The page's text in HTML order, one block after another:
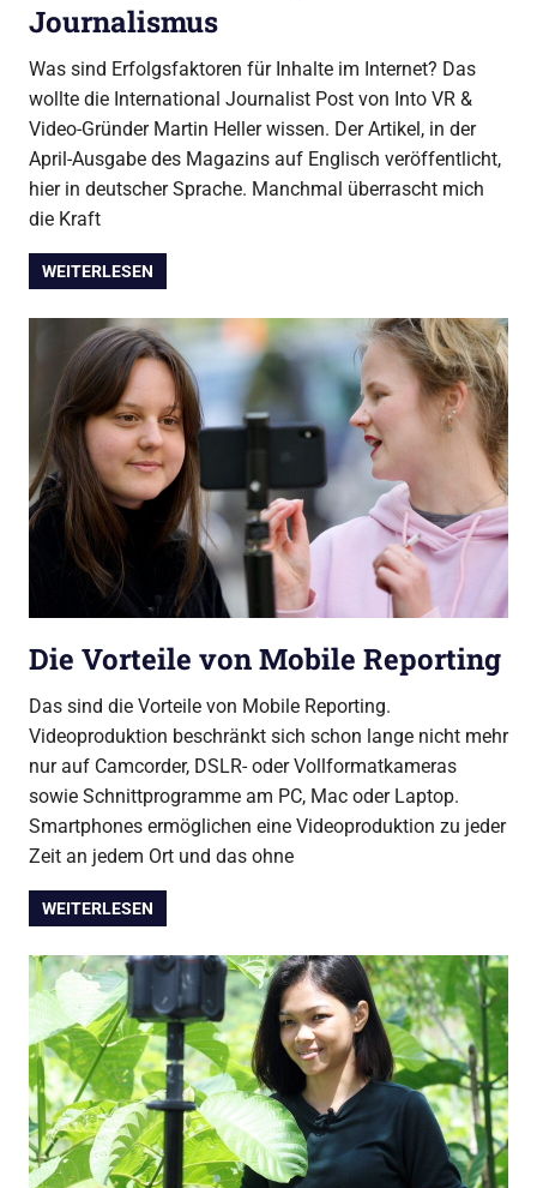
Journalismus
Was sind Erfolgsfaktoren für Inhalte im Internet? Das
wollte die International Journalist Post von Into VR &
Video-Gründer Martin Heller wissen. Der Artikel, in der
April-Ausgabe des Magazins auf Englisch veröffentlicht,
hier in deutscher Sprache. Manchmal überrascht mich
die Kraft
WEITERLESEN
Die Vorteile von Mobile Reporting
Das sind die Vorteile von Mobile Reporting.
Videoproduktion beschränkt sich schon lange nicht mehr
nur auf Camcorder, DSLR- oder Vollformatkameras
sowie Schnittprogramme am PC, Mac oder Laptop.
Smartphones ermöglichen eine Videoproduktion zu jeder
Zeit an jedem Ort und das ohne
WEITERLESEN